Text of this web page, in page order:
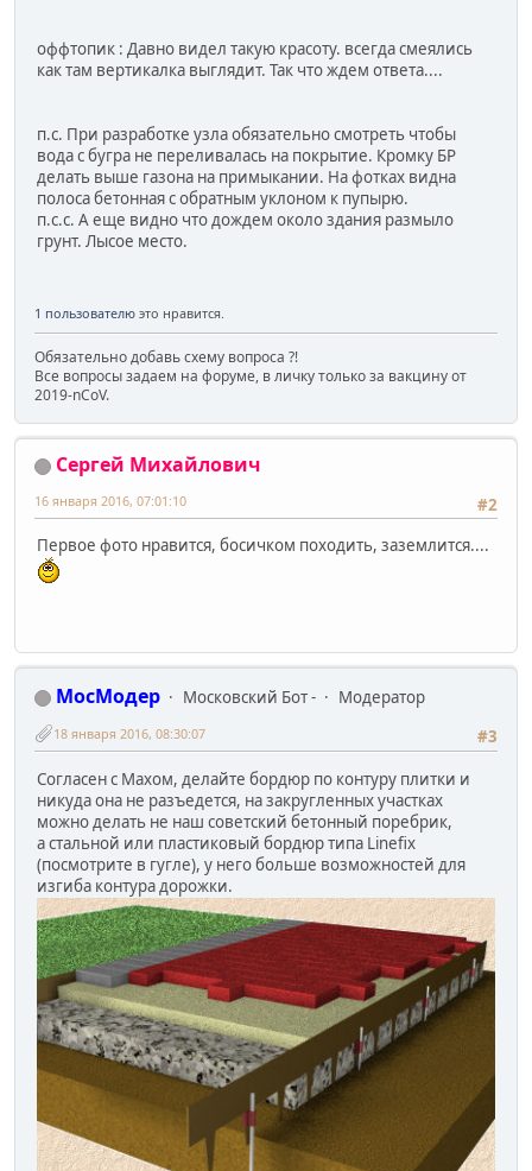
оффтопик : Давно видел такую красоту. всегда смеялись
как там вертикалка выглядит. Так что ждем ответа....
п.с. При разработке узла обязательно смотреть чтобы
вода с бугра не переливалась на покрытие. Кромку БР
делать выше газона на примыкании. На фотках видна
полоса бетонная с обратным уклоном к пупырю.
п.с.с. А еще видно что дождем около здания размыло
грунт. Лысое место.
1 пользователю это нравится.
Обязательно добавь схему вопроса ?!
Все вопросы задаем на форуме, в личку только за вакцину от
2019-nCoV.
Сергей Михайлович
#2
16 января 2016, 07:01:10
Первое фото нравится, босичком походить, заземлится....
МосМодер Московский Бот -
Модератор
#3
18 января 2016, 08:30:07
Согласен с Махом, делайте бордюр по контуру плитки и
никуда она не разъедется, на закругленных участках
можно делать не наш советский бетонный поребрик,
а стальной или пластиковый бордюр типа Linefix
(посмотрите в гугле), у него больше возможностей для
изгиба контура дорожки.